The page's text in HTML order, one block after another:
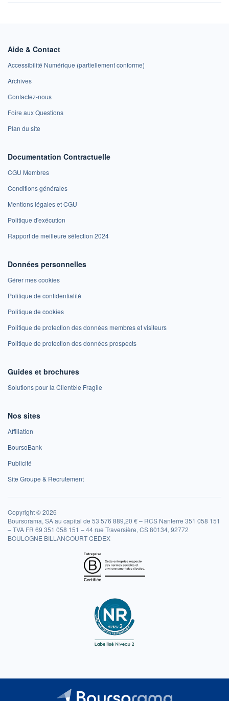
Aide & Contact
Accessibilité Numérique (partiellement conforme)
Archives
Contactez-nous
Foire aux Questions
Plan du site
Documentation Contractuelle
CGU Membres
Conditions générales
Mentions légales et CGU
Politique d'exécution
Rapport de meilleure sélection 2024
Données personnelles
Gérer mes cookies
Politique de confidentialité
Politique de cookies
Politique de protection des données membres et visiteurs
Politique de protection des données prospects
Guides et brochures
Solutions pour la Clientèle Fragile
Nos sites
Affiliation
BoursoBank
Publicité
Site Groupe & Recrutement
Copyright © 2026
Boursorama, SA au capital de 53 576 889,20 € – RCS Nanterre 351 058 151
– TVA FR 69 351 058 151 – 44 rue Traversière, CS 80134, 92772
BOULOGNE BILLANCOURT CEDEX